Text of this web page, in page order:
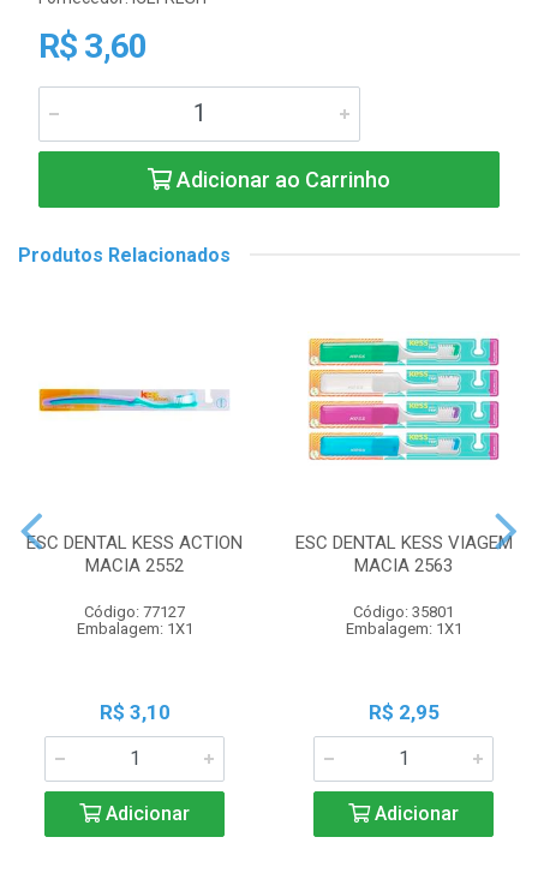
R$ 3,60
Adicionar ao Carrinho
Produtos Relacionados
ESC DENTAL KESS ACTION
MACIA 2552
Código: 77127
Embalagem: 1X1
R$ 3,10
Adicionar
ESC DENTAL KESS VIAGEM
MACIA 2563
Código: 35801
Embalagem: 1X1
R$ 2,95
Adicionar